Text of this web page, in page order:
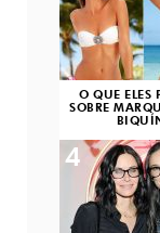
O QUE ELES
SOBRE
4